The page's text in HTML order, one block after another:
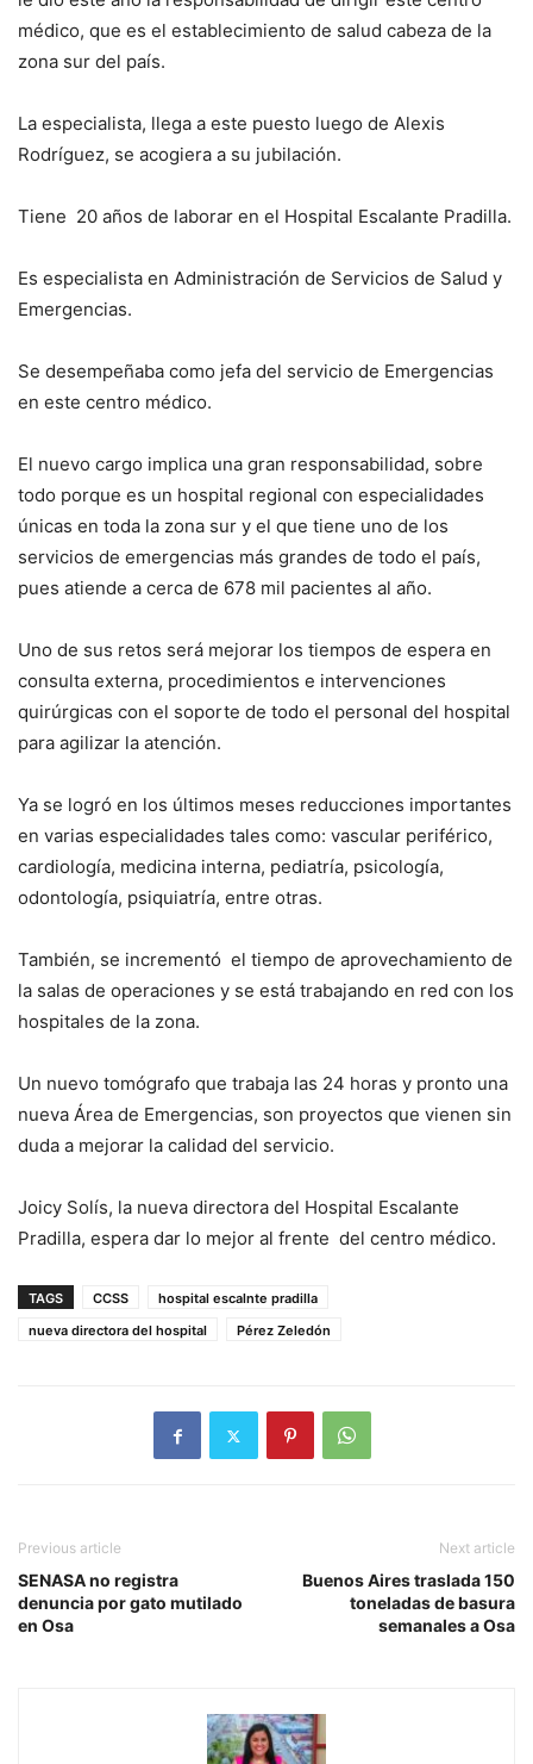
médico, que es el establecimiento de salud cabeza de la
zona sur del país.
La especialista, llega a este puesto luego de Alexis
Rodríguez, se acogiera a su jubilación.
Tiene 20 años de laborar en el Hospital Escalante Pradilla.
Es especialista en Administración de Servicios de Salud y
Emergencias.
Se desempeñaba como jefa del servicio de Emergencias
en este centro médico.
El nuevo cargo implica una gran responsabilidad, sobre
todo porque es un hospital regional con especialidades
únicas en toda la zona sur y el que tiene uno de los
servicios de emergencias más grandes de todo el país,
pues atiende a cerca de 678 mil pacientes al año.
Uno de sus retos será mejorar los tiempos de espera en
consulta externa, procedimientos e intervenciones
quirúrgicas con el soporte de todo el personal del hospital
para agilizar la atención.
Ya se logró en los últimos meses reducciones importantes
en varias especialidades tales como: vascular periférico,
cardiología, medicina interna, pediatría, psicología,
odontología, psiquiatría, entre otras.
También, se incrementó el tiempo de aprovechamiento de
la salas de operaciones y se está trabajando en red con los
hospitales de la zona.
Un nuevo tomógrafo que trabaja las 24 horas y pronto una
nueva Área de Emergencias, son proyectos que vienen sin
duda a mejorar la calidad del servicio.
Joicy Solís, la nueva directora del Hospital Escalante
Pradilla, espera dar lo mejor al frente del centro médico.
TAGS CCSS
hospital escalnte pradilla
nueva directora del hospital
Pérez Zeledón
Previous article
SENASA no registra
denuncia por gato mutilado
en Osa
Next article
Buenos Aires traslada 150
toneladas de basura
semanales a Osa